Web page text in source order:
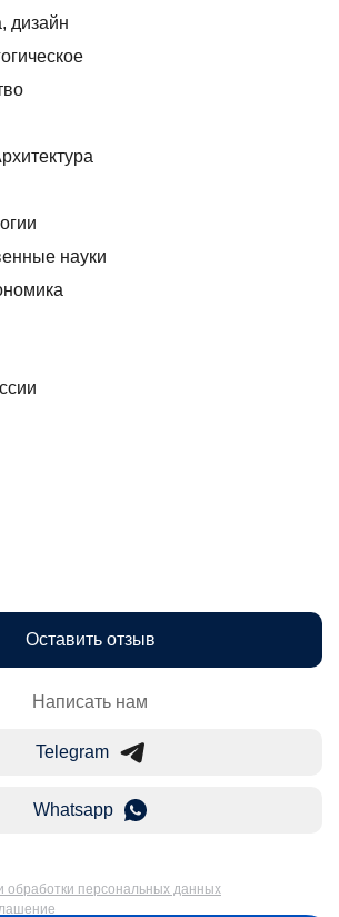
дизайн
науки
Оставить отзыв
Написать нам
Telegram
Whatsapp
обработки персональных данных